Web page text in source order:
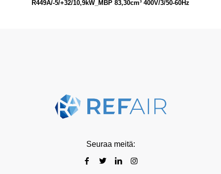
R449A/-5/+32/10,9kW_MBP 83,30cm³ 400V/3/50-60Hz
Seuraa meitä: